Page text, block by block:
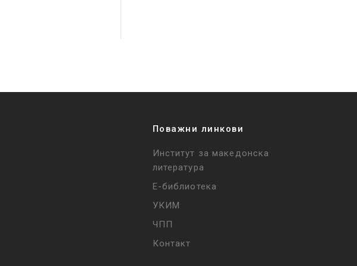
Поважни линкови
Институт за македонска
литература
Е-библиотека
УКИМ
ЧПП
Контакт